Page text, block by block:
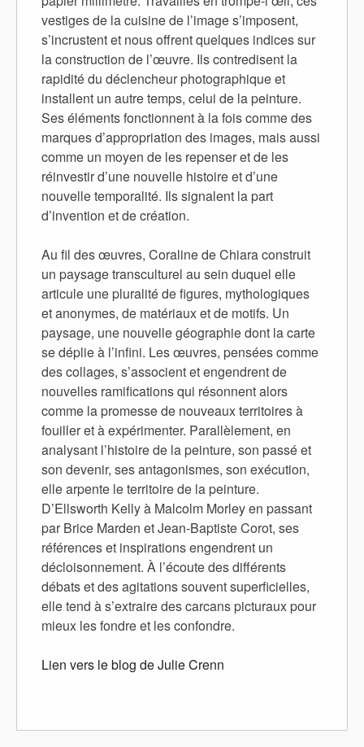
vestiges de la cuisine de l’image s’imposent,
s’incrustent et nous offrent quelques indices sur
la construction de l’œuvre. Ils contredisent la
rapidité du déclencheur photographique et
installent un autre temps, celui de la peinture.
Ses éléments fonctionnent à la fois comme des
marques d’appropriation des images, mais aussi
comme un moyen de les repenser et de les
réinvestir d’une nouvelle histoire et d’une
nouvelle temporalité. Ils signalent la part
d’invention et de création.
Au fil des œuvres, Coraline de Chiara construit
un paysage transculturel au sein duquel elle
articule une pluralité de figures, mythologiques
et anonymes, de matériaux et de motifs. Un
paysage, une nouvelle géographie dont la carte
se déplie à l’infini. Les œuvres, pensées comme
des collages, s’associent et engendrent de
nouvelles ramifications qui résonnent alors
comme la promesse de nouveaux territoires à
fouiller et à expérimenter. Parallèlement, en
analysant l’histoire de la peinture, son passé et
son devenir, ses antagonismes, son exécution,
elle arpente le territoire de la peinture.
D’Ellsworth Kelly à Malcolm Morley en passant
par Brice Marden et Jean-Baptiste Corot, ses
références et inspirations engendrent un
décloisonnement. À l’écoute des différents
débats et des agitations souvent superficielles,
elle tend à s’extraire des carcans picturaux pour
mieux les fondre et les confondre.
Lien vers le blog de Julie Crenn